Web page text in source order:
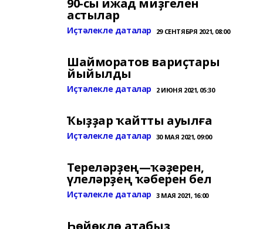
90-сы ижад миҙгелен
астылар
Иҫтәлекле даталар 29 СЕНТЯБРЯ 2021, 08:00
Шайморатов вариҫтары
йыйылды
Иҫтәлекле даталар 2 ИЮНЯ 2021, 05:30
Ҡыҙҙар ҡайтты ауылға
Иҫтәлекле даталар 30 МАЯ 2021, 09:00
Тереләрҙең—ҡәҙерен,
үлеләрҙең ҡәберен бел
Иҫтәлекле даталар 3 МАЯ 2021, 16:00
Һөйөклө атабыҙ